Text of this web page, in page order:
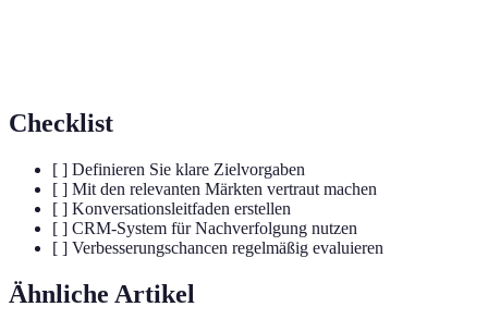
Checklist
[ ] Definieren Sie klare Zielvorgaben
[ ] Mit den relevanten Märkten vertraut machen
[ ] Konversationsleitfaden erstellen
[ ] CRM-System für Nachverfolgung nutzen
[ ] Verbesserungschancen regelmäßig evaluieren
Ähnliche Artikel